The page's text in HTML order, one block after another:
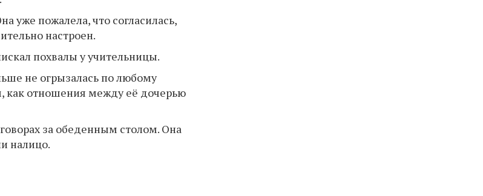
уже пожалела, что согласилась,
настроен.
похвалы у учительницы.
не огрызалась по любому
как отношения между её дочерью
за обеденным столом. Она
налицо.